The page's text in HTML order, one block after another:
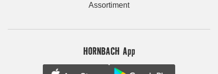
Assortiment
HORNBACH App